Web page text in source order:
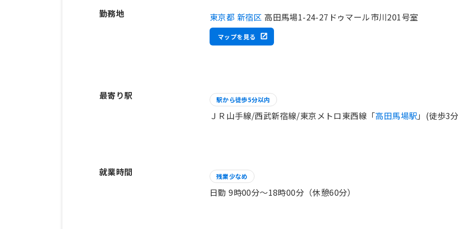
勤務地 東京都 新宿区 高田馬場1-24-27ドゥマール市川201号室
マップを見る
最寄り駅 駅から徒歩5分以内
ＪＲ山手線/西武新宿線/東京メトロ東西線「高田馬場駅 」(徒歩3
就業時間 残業少なめ
日勤 9時00分〜18時00分（休憩60分）